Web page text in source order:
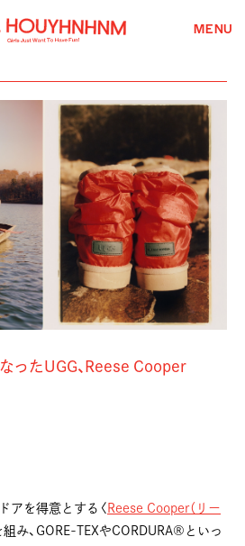
MENU
ったUGG、Reese Cooper
アを得意とする〈 Reese Cooper（リー
組み、GORE-TEXやCORDURA®といっ